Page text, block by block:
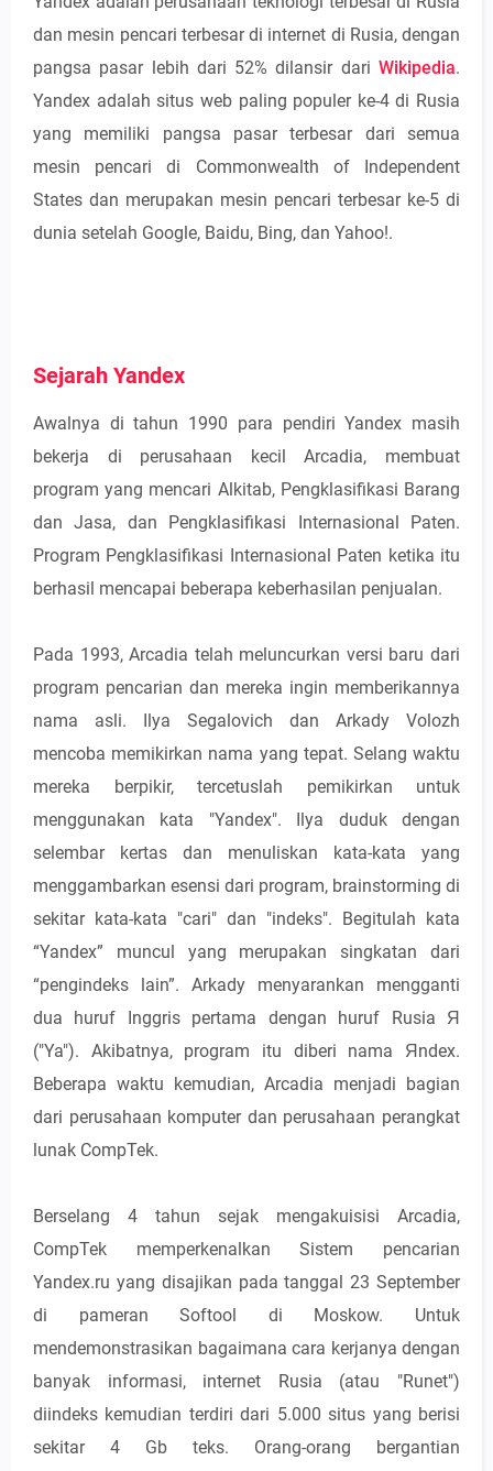
dan mesin pencari terbesar di internet di Rusia, dengan
pangsa pasar lebih dari 52% dilansir dari Wikipedia.
Yandex adalah situs web paling populer ke-4 di Rusia
yang memiliki pangsa pasar terbesar dari semua
mesin pencari di Commonwealth of Independent
States dan merupakan mesin pencari terbesar ke-5 di
dunia setelah Google, Baidu, Bing, dan Yahoo!.
Sejarah Yandex
Awalnya di tahun 1990 para pendiri Yandex masih
bekerja di perusahaan kecil Arcadia, membuat
program yang mencari Alkitab, Pengklasifikasi Barang
dan Jasa, dan Pengklasifikasi Internasional Paten.
Program Pengklasifikasi Internasional Paten ketika itu
berhasil mencapai beberapa keberhasilan penjualan.
Pada 1993, Arcadia telah meluncurkan versi baru dari
program pencarian dan mereka ingin memberikannya
nama asli. Ilya Segalovich dan Arkady Volozh
mencoba memikirkan nama yang tepat. Selang waktu
mereka berpikir, tercetuslah pemikirkan untuk
menggunakan kata "Yandex". Ilya duduk dengan
selembar kertas dan menuliskan kata-kata yang
menggambarkan esensi dari program, brainstorming di
sekitar kata-kata "cari" dan "indeks". Begitulah kata
“Yandex” muncul yang merupakan singkatan dari
“pengindeks lain”. Arkady menyarankan mengganti
dua huruf Inggris pertama dengan huruf Rusia Я
("Ya"). Akibatnya, program itu diberi nama Яndex.
Beberapa waktu kemudian, Arcadia menjadi bagian
dari perusahaan komputer dan perusahaan perangkat
lunak CompTek.
Berselang 4 tahun sejak mengakuisisi Arcadia,
CompTek memperkenalkan Sistem pencarian
Yandex.ru yang disajikan pada tanggal 23 September
di pameran Softool di Moskow. Untuk
mendemonstrasikan bagaimana cara kerjanya dengan
banyak informasi, internet Rusia (atau "Runet")
diindeks kemudian terdiri dari 5.000 situs yang berisi
sekitar 4 Gb teks. Orang-orang bergantian